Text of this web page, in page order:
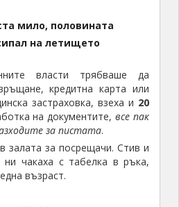
мило, половината
на летището
власти трябваше да
кредитна карта или
застраховка, взеха и 20
на документите,все пак
за пистата.
залата за посрещачи. Стив и
чакаха с табелка в ръка,
възраст.